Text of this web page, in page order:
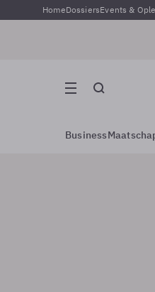
HomeDossiersEvents &
Business